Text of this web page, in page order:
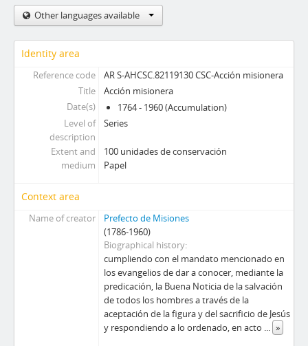
Other languages available
Identity area
Reference code
AR S-AHCSC.82119130 CSC-Acción misionera
Title
Acción misionera
Date(s)
1764 - 1960 (Accumulation)
Level of
description
Series
Extent and
medium
100 unidades de conservación
Papel
Context area
Name of creator
Prefecto de Misiones
(1786-1960)
Biographical history
cumpliendo con el mandato mencionado en
los evangelios de dar a conocer, mediante la
predicación, la Buena Noticia de la salvación
de todos los hombres a través de la
aceptación de la figura y del sacrificio de Jesús
y respondiendo a lo ordenado, en acto ... »